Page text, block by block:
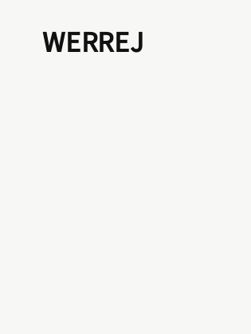
WERREJ